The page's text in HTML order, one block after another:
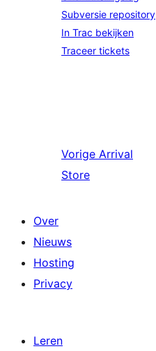
Subversie repository
In Trac bekijken
Traceer tickets
Vorige Arrival
Store
Over
Nieuws
Hosting
Privacy
Leren